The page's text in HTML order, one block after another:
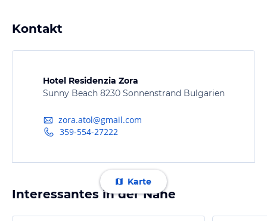
Kontakt
Hotel Residenzia Zora
Sunny Beach 8230 Sonnenstrand Bulgarien
zora.atol@gmail.com
359-554-27222
Karte
Interessantes in der Nähe